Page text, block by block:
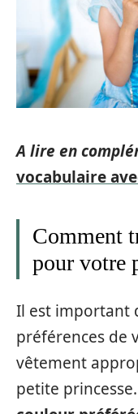
A lire en
vocabulaire
Comment
pour votre
Il est important
préférences de
vêtement
petite